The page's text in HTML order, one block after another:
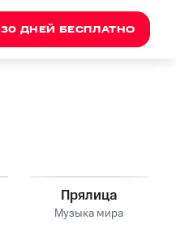
30 ДНЕЙ БЕСПЛАТНО
Прялица
Музыка мира